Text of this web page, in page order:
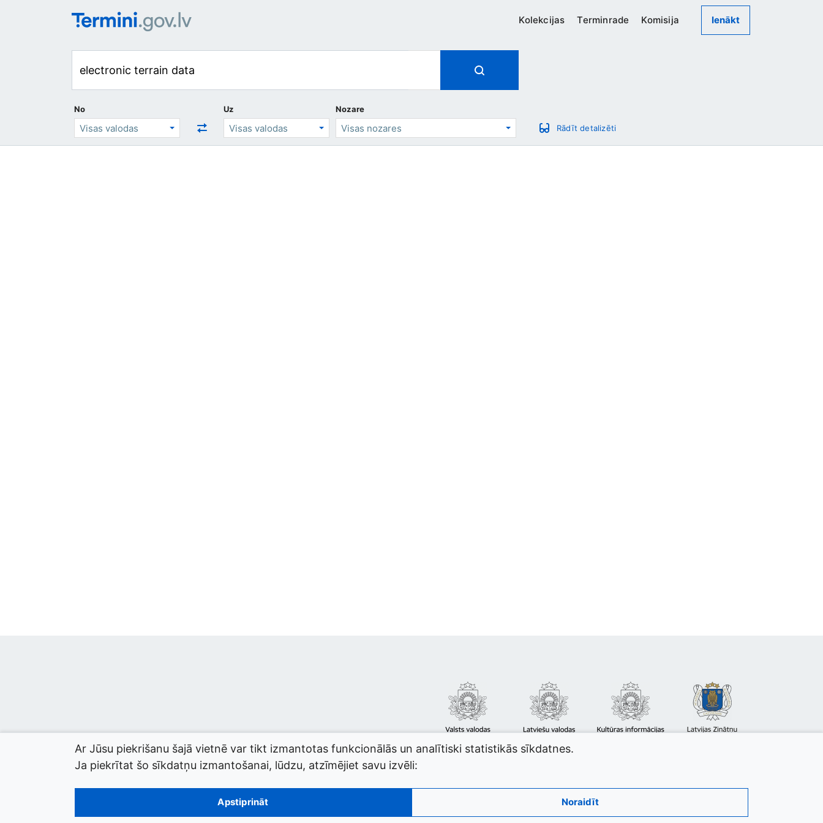
Kolekcijas Terminrade Komisija Ienākt
No Uz
Nozare
Rādīt detalizēti
© 2026 termini.gov.lv. Izstrādātājs:
Ar Jūsu piekrišanu šajā vietnē var tikt izmantotas funkcionālās un analītiski statistikās sīkdatnes.
Ja piekrītat šo sīkdatņu izmantošanai, lūdzu, atzīmējiet savu izvēli:
Apstiprināt Noraidīt